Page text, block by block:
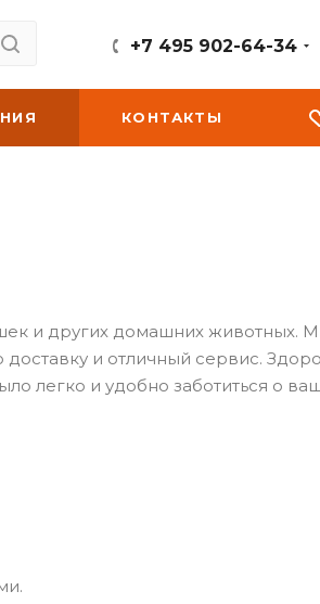
+7 495 902-64-34
КОНТАКТЫ
и других домашних животных.
и отличный сервис.
легко и удобно заботиться о